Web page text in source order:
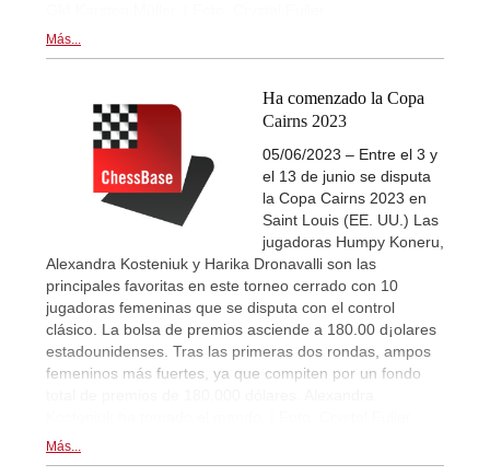
Más...
Ha comenzado la Copa
Cairns 2023
05/06/2023 – Entre el 3 y
el 13 de junio se disputa
la Copa Cairns 2023 en
Saint Louis (EE. UU.) Las
jugadoras Humpy Koneru,
Alexandra Kosteniuk y Harika Dronavalli son las
principales favoritas en este torneo cerrado con 10
jugadoras femeninas que se disputa con el control
clásico. La bolsa de premios asciende a 180.00 d¡olares
estadounidenses. Tras las primeras dos rondas, ampos
femeninos más fuertes, ya que compiten por un fondo
Más...